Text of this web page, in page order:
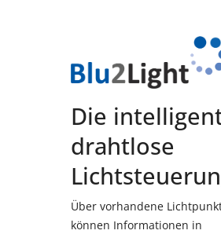
Die
drahtlose
Über vorhandene
können Informationen in